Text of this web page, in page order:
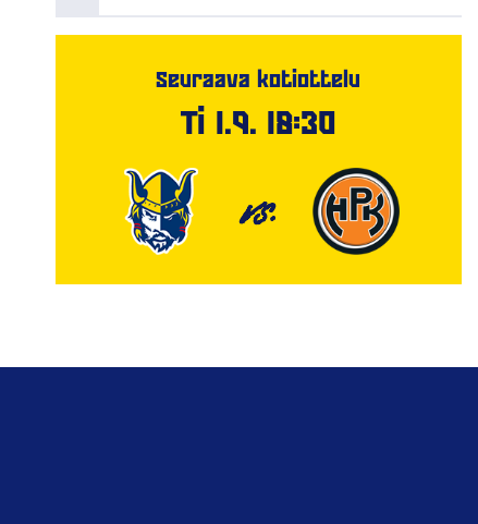
Seuraava kotiottelu
Ti 1.9. 18:30
VS.